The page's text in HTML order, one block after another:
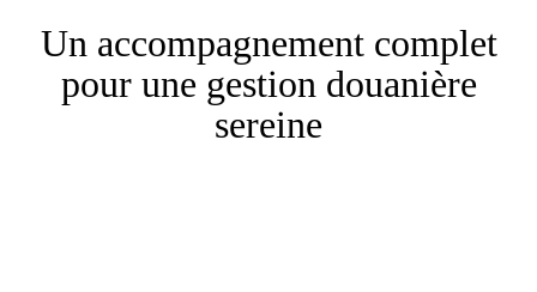
Un accompagnement complet
pour une gestion douanière
sereine